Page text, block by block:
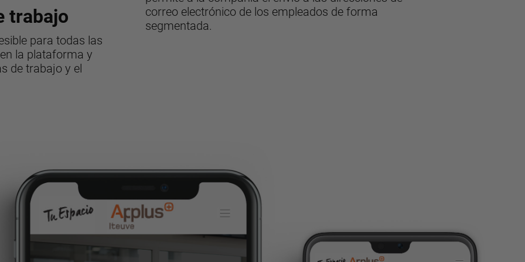
trabajo
para todas las
la plataforma y
de trabajo y el
correo electrónico de los empleados de forma
segmentada.